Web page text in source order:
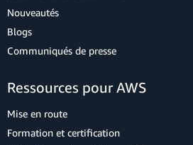
Nouveautés
Blogs
Communiqués de presse
Ressources pour AWS
Mise en route
Formation et certification